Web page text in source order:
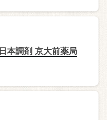
日本調剤 京大前薬局